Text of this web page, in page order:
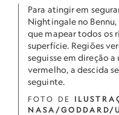
Para atingir em
Nightingale no
que mapear todos os
superfície. Regiões
seguisse em direção
vermelho, a descida
seguinte.
FOTO DE
NASA/GODDARD/